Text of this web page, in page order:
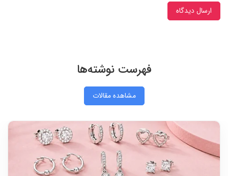
ارسال دیدگاه
فهرست نوشته‌ها
مشاهده مقالات